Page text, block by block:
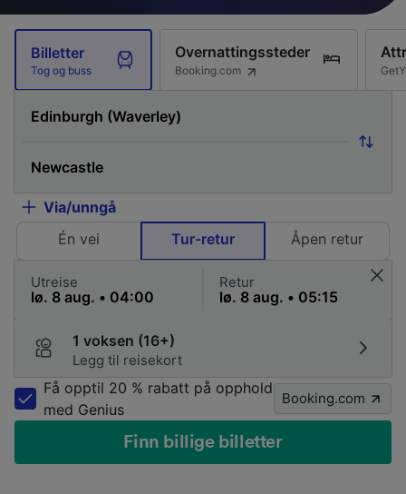
Billetter
Tog og buss
Overnattingssteder
Booking.com
Via/unngå
Én vei
Tur-retur Åpen retur
Utreise Retur
1 voksen (16+)
Legg til reisekort
Få opptil 20 % rabatt på opphold
med Genius
Booking.com
Finn billige billetter